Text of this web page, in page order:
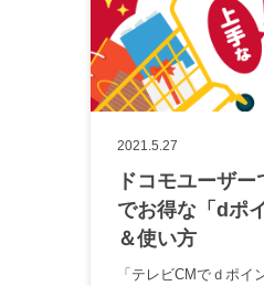
2021.5.27
ドコモユーザ
でお得な「dポ
＆使い方
「テレビCMでｄポ